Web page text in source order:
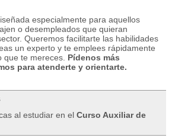
especialmente para aquellos
o desempleados que quieran
Queremos facilitarte las habilidades
un experto y te emplees rápidamente
te mereces. Pídenos más
para atenderte y orientarte.
al estudiar en el Curso Auxiliar de